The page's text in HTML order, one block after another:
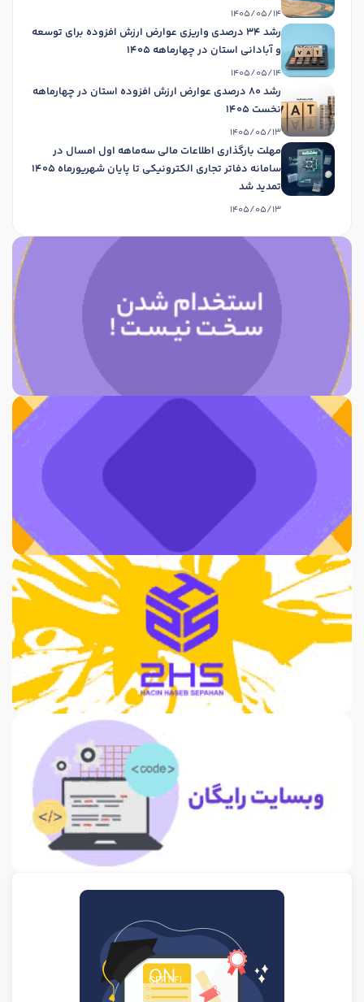
1405/05/14
رشد 34 درصدی واریزی عوارض ارزش افزوده برای توسعه
و آبادانی استان در چهارماهه 1405
1405/05/14
رشد 80 درصدی عوارض ارزش افزوده استان در چهارماهه
نخست 1405
1405/05/13
مهلت بارگذاری اطلاعات مالی سه‌ماهه اول امسال در
سامانه دفاتر تجاری الکترونیکی تا پایان شهریورماه 1405
تمدید شد
1405/05/13